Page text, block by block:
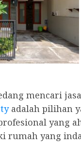
mencari
adalah pilihan
yang
rumah yang